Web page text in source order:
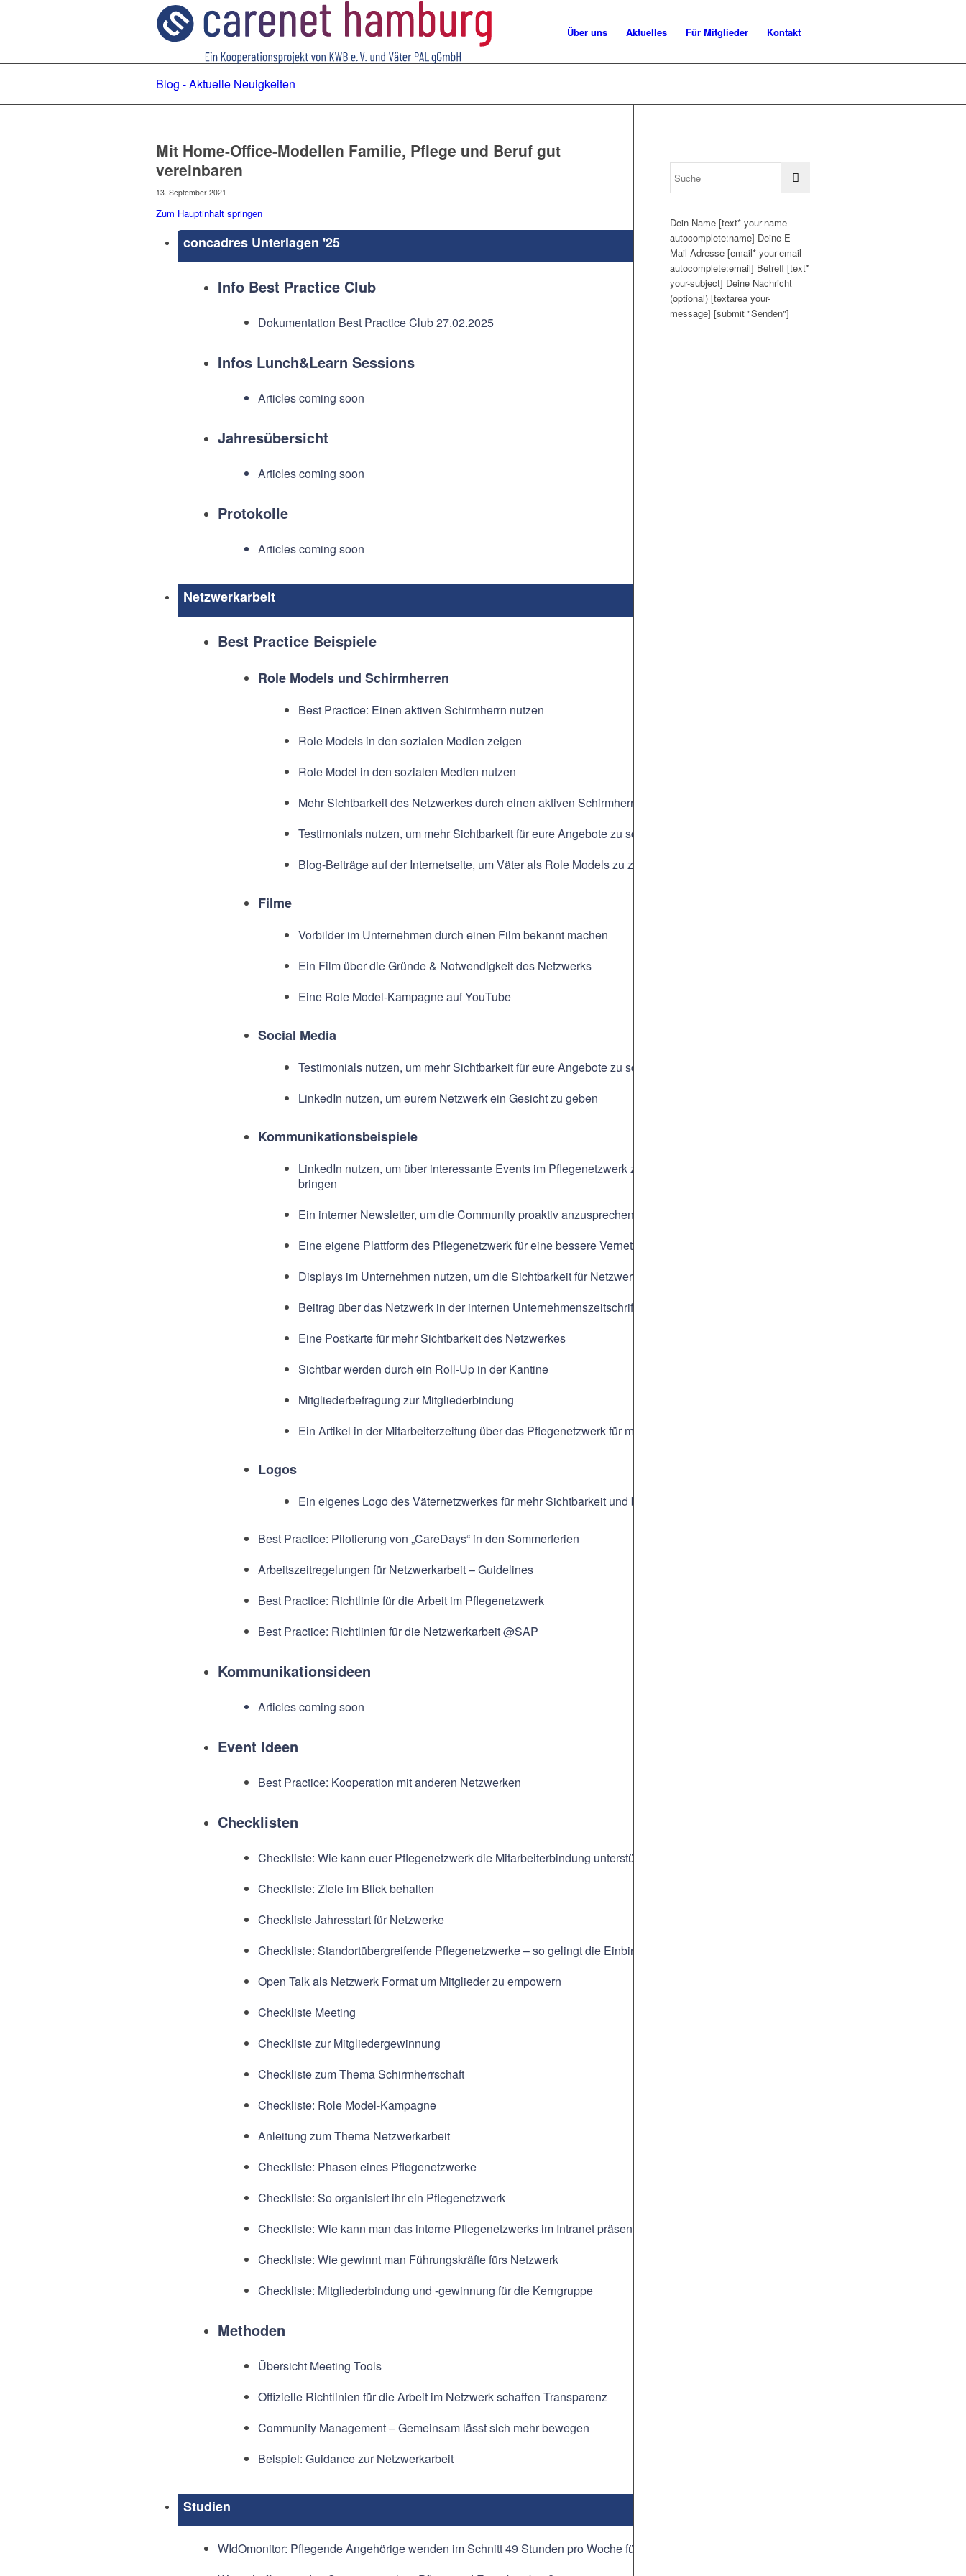
Über uns Aktuelles Für Mitglieder Kontakt
Blog - Aktuelle Neuigkeiten
Mit Home-Office-Modellen Familie, Pflege und Beruf gut
vereinbaren
13. September 2021
Zum Hauptinhalt springen
concadres Unterlagen '25
Info Best Practice Club
Dokumentation Best Practice Club 27.02.2025
Infos Lunch&Learn Sessions
Articles coming soon
Jahresübersicht
Articles coming soon
Protokolle
Articles coming soon
Netzwerkarbeit
Best Practice Beispiele
Role Models und Schirmherren
Best Practice: Einen aktiven Schirmherrn nutzen
Role Models in den sozialen Medien zeigen
Role Model in den sozialen Medien nutzen
Mehr Sichtbarkeit des Netzwerkes durch einen aktiven Schirmherrn
Testimonials nutzen, um mehr Sichtbarkeit für eure Angebote zu schaffen
Blog-Beiträge auf der Internetseite, um Väter als Role Models zu zeigen
Filme
Vorbilder im Unternehmen durch einen Film bekannt machen
Ein Film über die Gründe & Notwendigkeit des Netzwerks
Eine Role Model-Kampagne auf YouTube
Social Media
Testimonials nutzen, um mehr Sichtbarkeit für eure Angebote zu schaffen
LinkedIn nutzen, um eurem Netzwerk ein Gesicht zu geben
Kommunikationsbeispiele
LinkedIn nutzen, um über interessante Events im Pflegenetzwerk zu berichten und das Thema immer wieder ins Gespräch zu
bringen
Ein interner Newsletter, um die Community proaktiv anzusprechen
Eine eigene Plattform des Pflegenetzwerk für eine bessere Vernetzung und mehr Sichtbarkeit
Displays im Unternehmen nutzen, um die Sichtbarkeit für Netzwerke zu steigern
Beitrag über das Netzwerk in der internen Unternehmenszeitschrift
Eine Postkarte für mehr Sichtbarkeit des Netzwerkes
Sichtbar werden durch ein Roll-Up in der Kantine
Mitgliederbefragung zur Mitgliederbindung
Ein Artikel in der Mitarbeiterzeitung über das Pflegenetzwerk für mehr Sichtbarkeit
Logos
Ein eigenes Logo des Väternetzwerkes für mehr Sichtbarkeit und bessere Identifikation
Best Practice: Pilotierung von „CareDays“ in den Sommerferien
Arbeitszeitregelungen für Netzwerkarbeit – Guidelines
Best Practice: Richtlinie für die Arbeit im Pflegenetzwerk
Best Practice: Richtlinien für die Netzwerkarbeit @SAP
Kommunikationsideen
Articles coming soon
Event Ideen
Best Practice: Kooperation mit anderen Netzwerken
Checklisten
Checkliste: Wie kann euer Pflegenetzwerk die Mitarbeiterbindung unterstützen?
Checkliste: Ziele im Blick behalten
Checkliste Jahresstart für Netzwerke
Checkliste: Standortübergreifende Pflegenetzwerke – so gelingt die Einbindung
Open Talk als Netzwerk Format um Mitglieder zu empowern
Checkliste Meeting
Checkliste zur Mitgliedergewinnung
Checkliste zum Thema Schirmherrschaft
Checkliste: Role Model-Kampagne
Anleitung zum Thema Netzwerkarbeit
Checkliste: Phasen eines Pflegenetzwerke
Checkliste: So organisiert ihr ein Pflegenetzwerk
Checkliste: Wie kann man das interne Pflegenetzwerks im Intranet präsentieren
Checkliste: Wie gewinnt man Führungskräfte fürs Netzwerk
Checkliste: Mitgliederbindung und -gewinnung für die Kerngruppe
Methoden
Übersicht Meeting Tools
Offizielle Richtlinien für die Arbeit im Netzwerk schaffen Transparenz
Community Management – Gemeinsam lässt sich mehr bewegen
Beispiel: Guidance zur Netzwerkarbeit
Studien
WIdOmonitor: Pflegende Angehörige wenden im Schnitt 49 Stunden pro Woche für häusliche Pflege auf – mit Folgen für die Erwerbsarbeit
Dein Name [text* your-name
autocomplete:name] Deine E-
Mail-Adresse [email* your-email
autocomplete:email] Betreff [text*
your-subject] Deine Nachricht
(optional) [textarea your-
message] [submit "Senden"]